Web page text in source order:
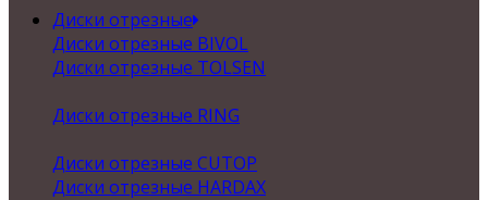
Диски отрезные
Диски отрезные BIVOL
Диски отрезные TOLSEN
Диски отрезные RING
Диски отрезные CUTOP
Диски отрезные HARDAX